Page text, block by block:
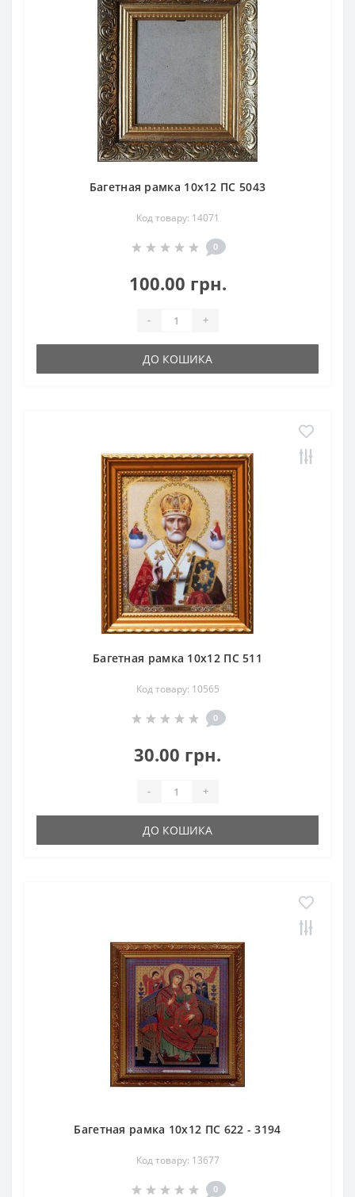
Багетная рамка 10х12 ПС 5043
Код товару: 14071
0
100.00 грн.
- +
ДО КОШИКА
Багетная рамка 10х12 ПС 511
Код товару: 10565
0
30.00 грн.
- +
ДО КОШИКА
Багетная рамка 10х12 ПС 622 - 3194
Код товару: 13677
0